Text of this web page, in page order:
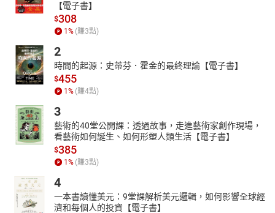
甲子籤詩「重點方向原則」，同時有雷雨師100籤「微妙深入細節」
的優點，更精細掌握未來的吉、凶、進、退，準確度更高。
超實用年度規劃工具書，
許自己一個充實又如意的一年！
希望在新的一年有完整規畫的，除了要注意隨著運勢的走向趨吉避
凶，本書更超脫傳統農民曆深奧的內容，以淺顯易懂的方式為大家
精選日常生活中，動土、安床、訂盟、納采、完聘、豎招牌、掛
匾、神佛開光點眼、移徙、入宅、安香等所需要的好日子，以及開
春求貴人、求財運、求學業和升遷、開工等祈福儀式的吉時和簡單
做法……
這些都是為了讓大家在使用農民曆時都能輕鬆上手，萬事有個開彩
頭，一年有個好開始。願大家身體健康、吉祥如意、財源滾滾、心
想事成、萬事順利、好運平安！
【電子書】
$308
1 % (賺3點)
2
時間的起源：史蒂芬．霍金的最終理論【電子書】
$455
1 % (賺4點)
3
藝術的40堂公開課：透過故事，走進藝術家創作現場，
看藝術如何誕生、如何形塑人類生活【電子書】
$385
1 % (賺3點)
4
一本書讀懂美元：9堂課解析美元邏輯，如何影響全球經
濟和每個人的投資【電子書】